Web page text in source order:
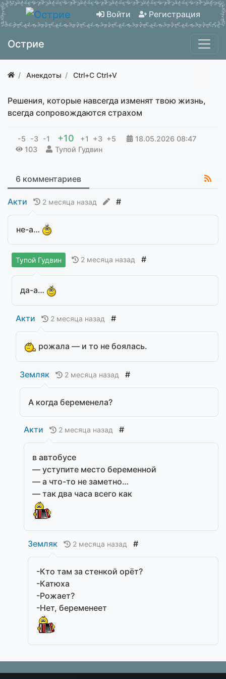
Войти Регистрация
Острие
Анекдоты Ctrl+C Ctrl+V
Решения, которые навсегда изменят твою жизнь,
всегда сопровождаются страхом
-5 -3 -1 +10 +1 +3 +5 18.05.2026 08:47
103
Тупой Гудвин
6 комментариев
Акти 2 месяца назад #
не-а…
Тупой Гудвин 2 месяца назад #
да-а…
Акти 2 месяца назад #
рожала — и то не боялась.
Земляк 2 месяца назад #
А когда беременела?
Акти 2 месяца назад #
в автобусе
— уступите место беременной
— а что-то не заметно…
— так два часа всего как
Земляк 2 месяца назад #
-Кто там за стенкой орёт?
-Катюха
-Рожает?
-Нет, беременеет